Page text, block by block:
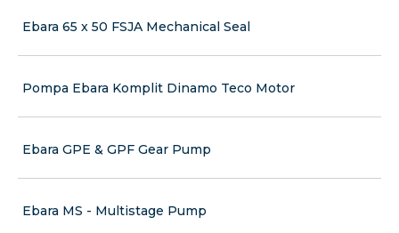
Ebara 65 x 50 FSJA Mechanical Seal
Pompa Ebara Komplit Dinamo Teco Motor
Ebara GPE & GPF Gear Pump
Ebara MS - Multistage Pump